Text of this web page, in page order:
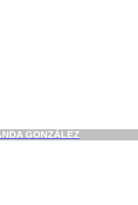
GONZÁLEZ